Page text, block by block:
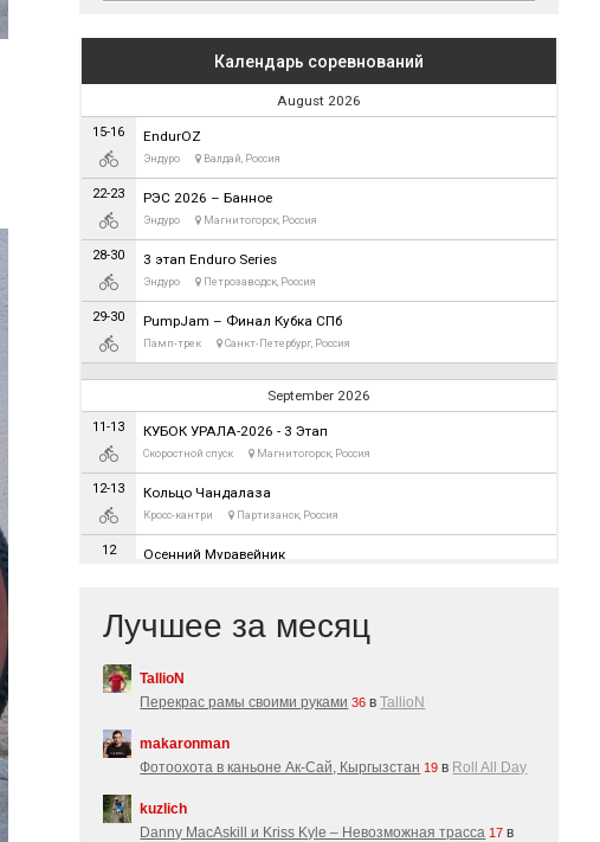
Лучшее за месяц
TallioN
Перекрас рамы своими руками 36 вTallioN
makaronman
Фотоохота в каньоне Ак-Cай, Кыргызстан 19 в Roll All Day
kuzlich
Danny MacAskill и Kriss Kyle – Невозможная трасса 17 в